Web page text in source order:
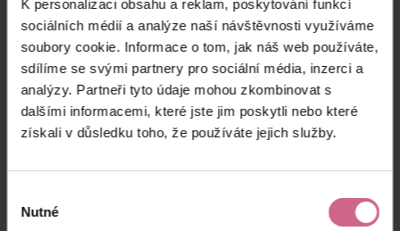
K personalizaci obsahu a reklam, poskytování funkcí
sociálních médií a analýze naší návštěvnosti využíváme
soubory cookie. Informace o tom, jak náš web používáte,
sdílíme se svými partnery pro sociální média, inzerci a
analýzy. Partneři tyto údaje mohou zkombinovat s
dalšími informacemi, které jste jim poskytli nebo které
získali v důsledku toho, že používáte jejich služby.
souhlasu
Nutné
R****
B****
20. 6. 2024
12:16:35
M****
Z****
5 000 Kč
20. 6. 2024
10:56:47
4 500 Kč
T****
P****
19 000 Kč
20. 6. 2024
10:55:23
17 100 Kč
keyboard_arrow_left keyboard_arrow_right